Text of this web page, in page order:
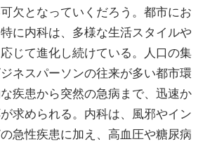
欠となっていくだろう。都市にお
に内科は、多様な生活スタイルや
じて進化し続けている。人口の集
ネスパーソンの往来が多い都市環
疾患から突然の急病まで、迅速か
求められる。内科は、風邪やイン
急性疾患に加え、高血圧や糖尿病